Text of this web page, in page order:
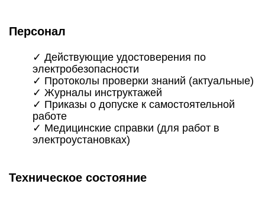
Персонал
✓ Действующие удостоверения по
электробезопасности
✓ Протоколы проверки знаний (актуальные)
✓ Журналы инструктажей
✓ Приказы о допуске к самостоятельной
работе
✓ Медицинские справки (для работ в
электроустановках)
Техническое состояние